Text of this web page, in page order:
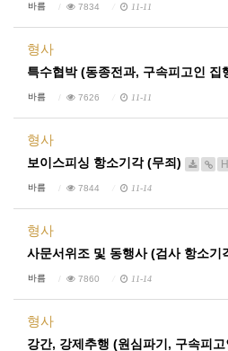
바름 7834 11-11
형사
특수협박 (동종전과, 구속피고인 집
바름 7626 11-11
형사
보이스피싱 항소기각 (무죄)
H
바름 7844 11-14
형사
사문서위조 및 동행사 (검사 항소기
바름 7860 11-14
형사
강간, 강제추행 (원심파기, 구속피